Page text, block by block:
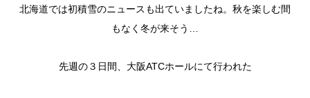
北海道では初積雪のニュースも出ていましたね。秋を楽しむ間
もなく冬が来そう…
先週の３日間、大阪ATCホールにて行われた